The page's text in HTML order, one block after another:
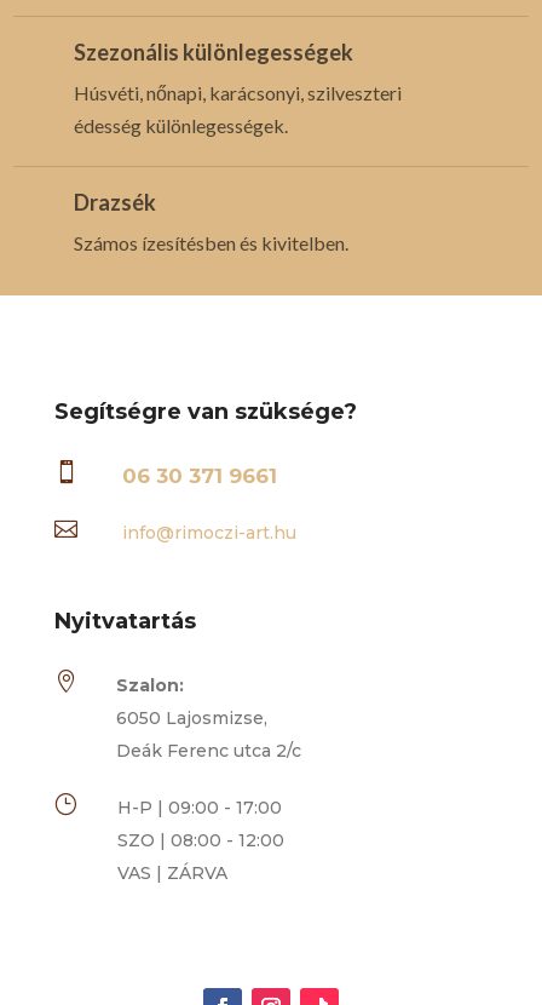
Szezonális különlegességek
Húsvéti, nőnapi, karácsonyi, szilveszteri
édesség különlegességek.
Drazsék
Számos ízesítésben és kivitelben.
Segítségre van szüksége?
 06 30 371 9661
 info@rimoczi-art.hu
Nyitvatartás

Szalon:
6050 Lajosmizse,
Deák Ferenc utca 2/c
}
H-P | 09:00 - 17:00
SZO | 08:00 - 12:00
VAS | ZÁRVA